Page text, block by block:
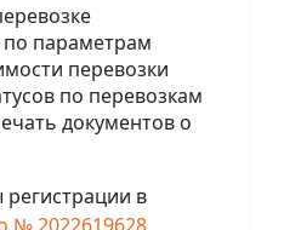
по параметрам
перевозки
по перевозкам
документов о
в